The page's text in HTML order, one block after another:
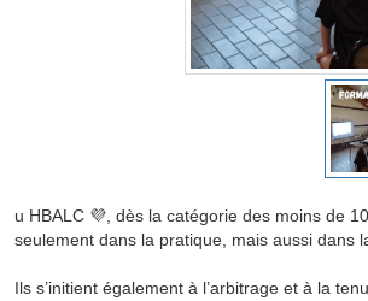
u HBALC 💜, dès la catégorie des moins de
seulement dans la pratique, mais aussi dans
Ils s’initient également à l’arbitrage et à la